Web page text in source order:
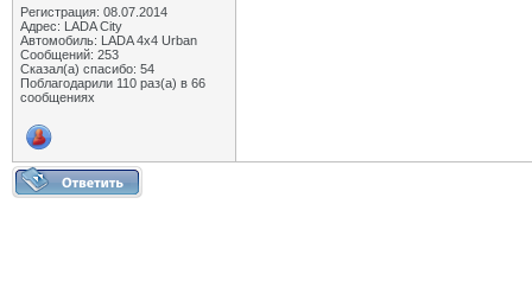
Регистрация: 08.07.2014
Адрес: LADA City
Автомобиль: LADA 4x4 Urban
Сообщений: 253
Сказал(а) спасибо: 54
Поблагодарили 110 раз(а) в 66
сообщениях